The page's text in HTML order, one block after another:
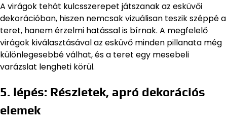
A virágok tehát kulcsszerepet játszanak az esküvői
dekorációban, hiszen nemcsak vizuálisan teszik széppé a
teret, hanem érzelmi hatással is bírnak. A megfelelő
virágok kiválasztásával az esküvő minden pillanata még
különlegesebbé válhat, és a teret egy mesebeli
varázslat lengheti körül.
5. lépés: Részletek, apró dekorációs
elemek